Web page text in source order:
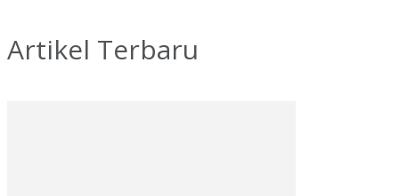
Artikel Terbaru